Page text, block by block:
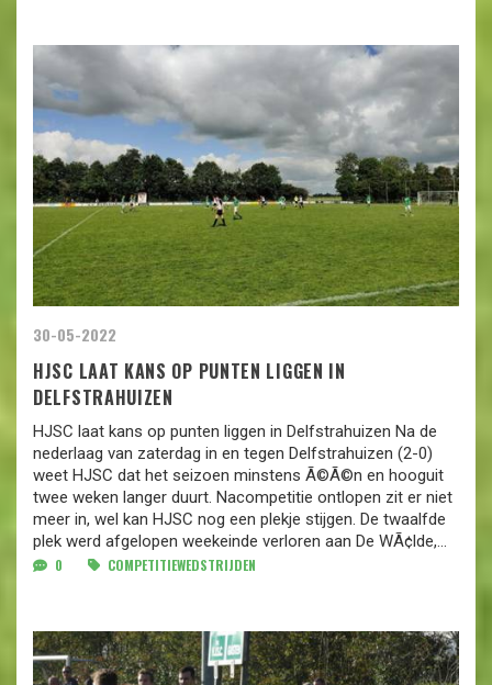
30-05-2022
HJSC LAAT KANS OP PUNTEN LIGGEN IN
DELFSTRAHUIZEN
HJSC laat kans op punten liggen in Delfstrahuizen Na de
nederlaag van zaterdag in en tegen Delfstrahuizen (2-0)
weet HJSC dat het seizoen minstens Ã©Ã©n en hooguit
twee weken langer duurt. Nacompetitie ontlopen zit er niet
meer in, wel kan HJSC nog een plekje stijgen. De twaalfde
plek werd afgelopen weekeinde verloren aan De WÃ¢lde,...
0 COMPETITIEWEDSTRIJDEN